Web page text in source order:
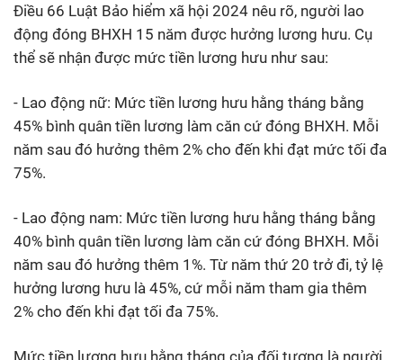
Điều 66 Luật Bảo hiểm xã hội 2024 nêu rõ, người lao
động đóng BHXH 15 năm được hưởng lương hưu. Cụ
thể sẽ nhận được mức tiền lương hưu như sau:
- Lao động nữ: Mức tiền lương hưu hằng tháng bằng
45% bình quân tiền lương làm căn cứ đóng BHXH. Mỗi
năm sau đó hưởng thêm 2% cho đến khi đạt mức tối đa
75%.
- Lao động nam: Mức tiền lương hưu hằng tháng bằng
40% bình quân tiền lương làm căn cứ đóng BHXH. Mỗi
năm sau đó hưởng thêm 1%. Từ năm thứ 20 trở đi, tỷ lệ
hưởng lương hưu là 45%, cứ mỗi năm tham gia thêm
2% cho đến khi đạt tối đa 75%.
Mức tiền lương hưu hằng tháng của đối tượng là người